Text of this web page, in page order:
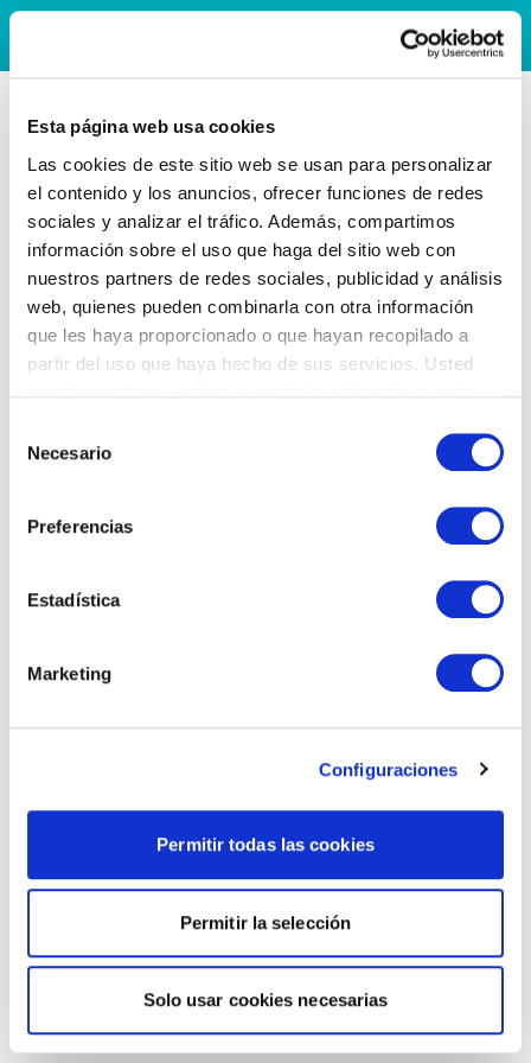
Esta página web usa cookies
Las cookies de este sitio web se usan para personalizar
el contenido y los anuncios, ofrecer funciones de redes
sociales y analizar el tráfico. Además, compartimos
información sobre el uso que haga del sitio web con
nuestros partners de redes sociales, publicidad y análisis
web, quienes pueden combinarla con otra información
que les haya proporcionado o que hayan recopilado a
partir del uso que haya hecho de sus servicios. Usted
Necesario
Preferencias
Estadística
Marketing
Configuraciones
Permitir todas las cookies
Permitir la selección
Solo usar cookies necesarias